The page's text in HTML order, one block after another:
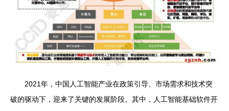
2021年，中国人工智能产业在政策引导、市场需求和技术突
破的驱动下，迎来了关键的发展阶段。其中，人工智能基础软件开